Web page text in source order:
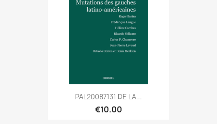
PAL20087131 DE LA...
€10.00